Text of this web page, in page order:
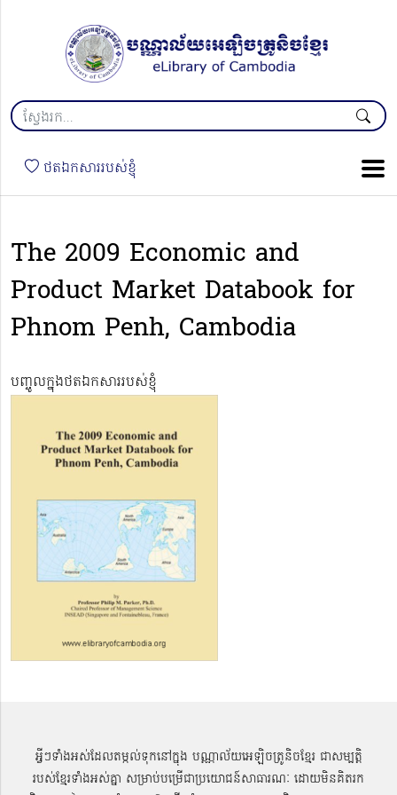
ថតឯកសាររបស់ខ្ញុំ
The 2009 Economic and
Product Market Databook for
Phnom Penh, Cambodia
បញ្ចូលក្នុងថតឯកសាររបស់ខ្ញុំ
អ្វីៗទាំងអស់ដែលតម្កល់ទុកនៅក្នុង បណ្ណាល័យអេឡិចត្រូនិចខ្មែរ ជាសម្បតិ្ត
របស់ខ្មែរទាំងអស់គ្នា សម្រាប់បម្រើជាប្រយោជន៍សាធារណៈ ដោយមិនគិតរក